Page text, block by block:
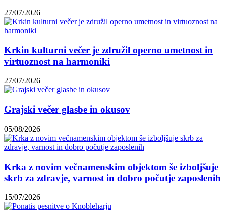
27/07/2026
Krkin kulturni večer je združil operno umetnost in
virtuoznost na harmoniki
27/07/2026
Grajski večer glasbe in okusov
05/08/2026
Krka z novim večnamenskim objektom še izboljšuje
skrb za zdravje, varnost in dobro počutje zaposlenih
15/07/2026